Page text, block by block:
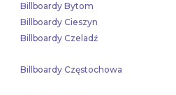
Billboardy Bytom
Billboardy Cieszyn
Billboardy Czeladź
Billboardy Częstochowa